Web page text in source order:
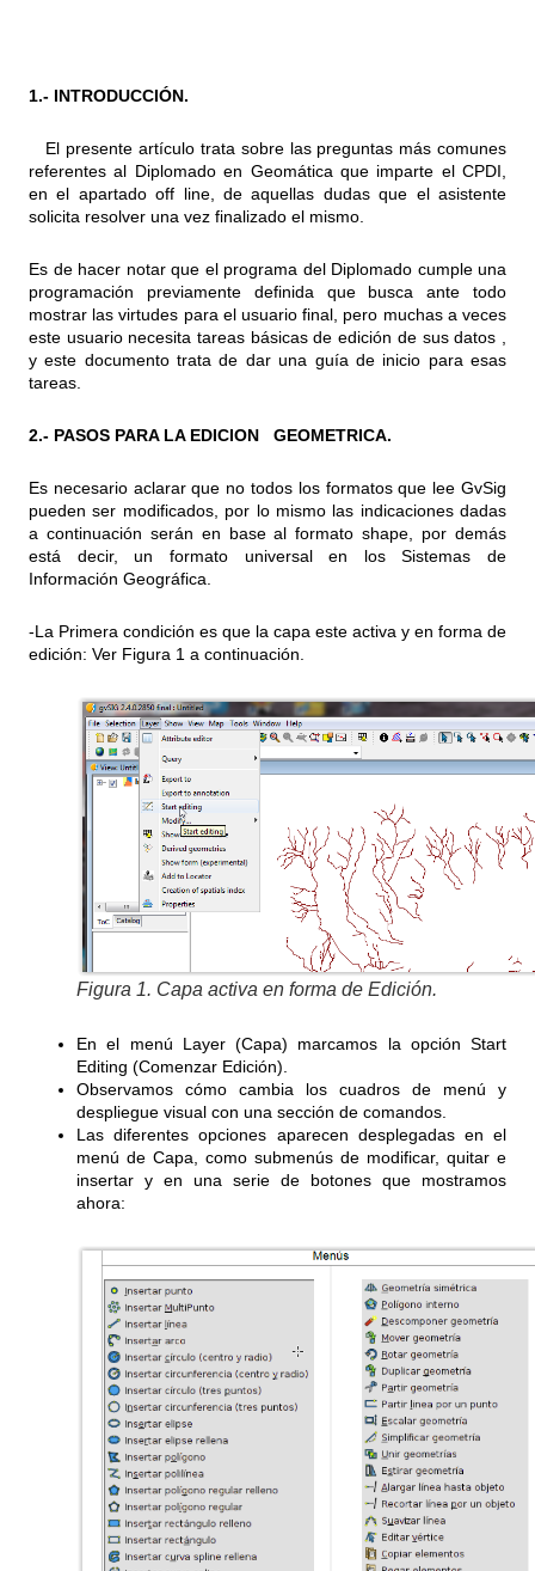
1.- INTRODUCCIÓN.
El presente artículo trata sobre las preguntas más comunes
referentes al Diplomado en Geomática que imparte el CPDI,
en el apartado off line, de aquellas dudas que el asistente
solicita resolver una vez finalizado el mismo.
Es de hacer notar que el programa del Diplomado cumple una
programación previamente definida que busca ante todo
mostrar las virtudes para el usuario final, pero muchas a veces
este usuario necesita tareas básicas de edición de sus datos ,
y este documento trata de dar una guía de inicio para esas
tareas.
2.- PASOS PARA LA EDICION GEOMETRICA.
Es necesario aclarar que no todos los formatos que lee GvSig
pueden ser modificados, por lo mismo las indicaciones dadas
a continuación serán en base al formato shape, por demás
está decir, un formato universal en los Sistemas de
Información Geográfica.
-La Primera condición es que la capa este activa y en forma de
edición: Ver Figura 1 a continuación.
Figura 1. Capa activa en forma de Edición.
En el menú Layer (Capa) marcamos la opción Start
Editing (Comenzar Edición).
Observamos cómo cambia los cuadros de menú y
despliegue visual con una sección de comandos.
Las diferentes opciones aparecen desplegadas en el
menú de Capa, como submenús de modificar, quitar e
insertar y en una serie de botones que mostramos
ahora: